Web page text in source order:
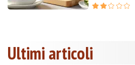
Ultimi articoli